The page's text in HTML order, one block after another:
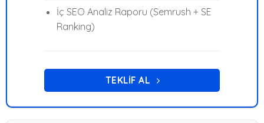
İç SEO Analiz Raporu (Semrush + SE
Ranking)
TEKLIF AL